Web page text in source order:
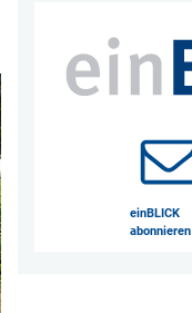
einBLICK
abonnieren